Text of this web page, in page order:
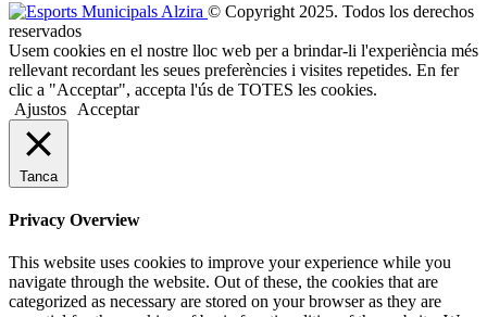
© Copyright 2025. Todos los derechos
reservados
Usem cookies en el nostre lloc web per a brindar-li l'experiència més
rellevant recordant les seues preferències i visites repetides. En fer
clic a "Acceptar", accepta l'ús de TOTES les cookies.
Ajustos
Acceptar
Tanca
Privacy Overview
This website uses cookies to improve your experience while you
navigate through the website. Out of these, the cookies that are
categorized as necessary are stored on your browser as they are